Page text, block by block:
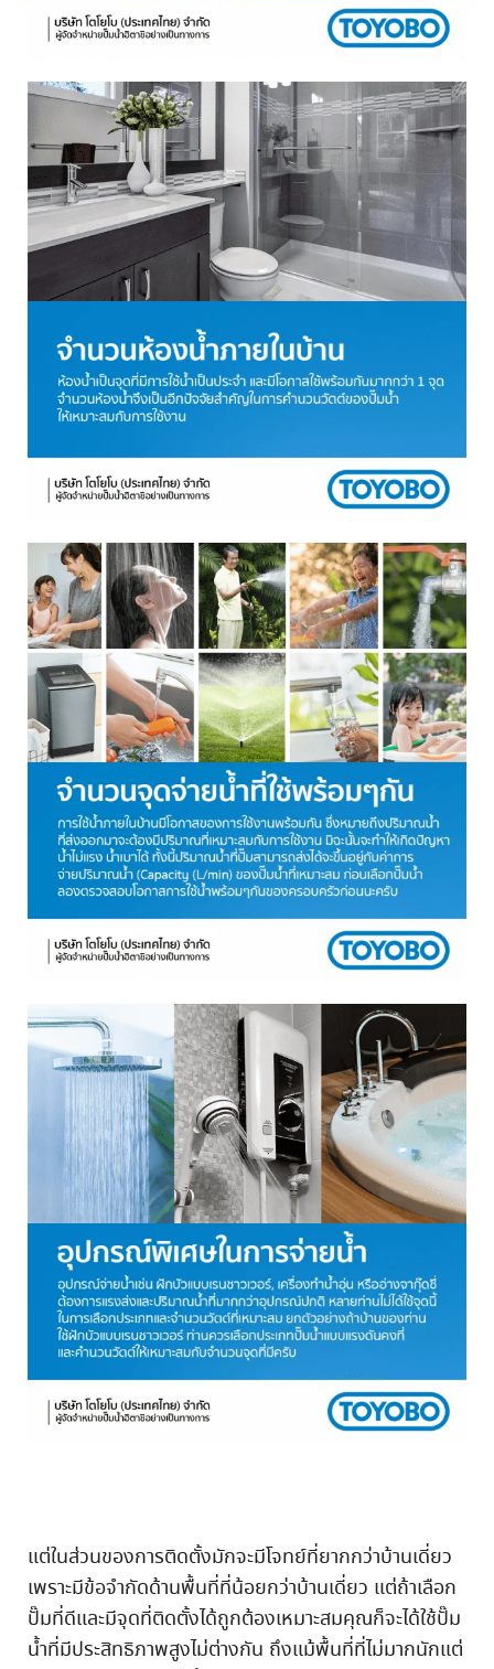
แต่ในส่วนของการติดตั้งมักจะมีโจทย์ที่ยากกว่าบ้านเดี่ยว
เพราะมีข้อจำกัดด้านพื้นที่ที่น้อยกว่าบ้านเดี่ยว แต่ถ้าเลือก
ปั๊มที่ดีและมีจุดที่ติดตั้งได้ถูกต้องเหมาะสมคุณก็จะได้ใช้ปั๊ม
น้ำที่มีประสิทธิภาพสูงไม่ต่างกัน ถึงแม้พื้นที่ที่ไม่มากนักแต่